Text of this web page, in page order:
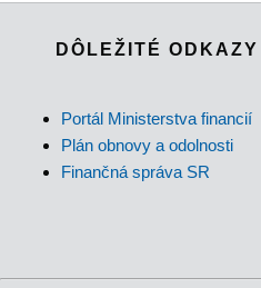
DÔLEŽITÉ ODKAZY
Portál Ministerstva financií
Plán obnovy a odolnosti
Finančná správa SR